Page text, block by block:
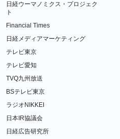
日経ウーマノミクス・プロジェク
ト
Financial Times
日経メディアマーケティング
テレビ東京
テレビ愛知
TVQ九州放送
BSテレビ東京
ラジオNIKKEI
日本IR協議会
日経広告研究所